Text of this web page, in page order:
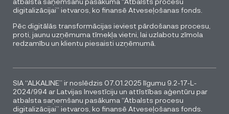
digitalizācijai” ietvaros, ko finansē Atveseļošanas fonds.
Pēc digitālās transformācijas ieviest pārdošanas procesu,
proti, jaunu uzņēmuma tīmekļa vietni, lai uzlabotu zīmola
redzamību un klientu piesaisti uzņēmumā.
SIA “ALKALINE” ir noslēdzis 07.01.2025 līgumu 9.2-17-L-
2024/994 ar Latvijas Investīciju un attīstības aģentūru par
atbalsta saņemšanu pasākuma “Atbalsts procesu
digitalizācijai” ietvaros, ko finansē Atveseļošanas fonds.